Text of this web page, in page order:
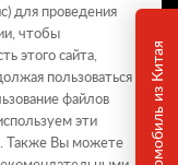
характер и не
Статьи
обращайтесь в
для проведения
чтобы
этого сайта,
пользоваться
файлов
эти
. Также Вы можете